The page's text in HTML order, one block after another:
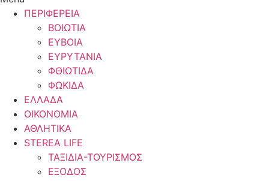
ΠΕΡΙΦΕΡΕΙΑ
ΒΟΙΩΤΙΑ
ΕΥΒΟΙΑ
ΕΥΡΥΤΑΝΙΑ
ΦΘΙΩΤΙΔΑ
ΦΩΚΙΔΑ
ΕΛΛΑΔΑ
ΟΙΚΟΝΟΜΙΑ
ΑΘΛΗΤΙΚΑ
STEREA LIFE
ΤΑΞΙΔΙΑ-ΤΟΥΡΙΣΜΟΣ
ΕΞΟΔΟΣ